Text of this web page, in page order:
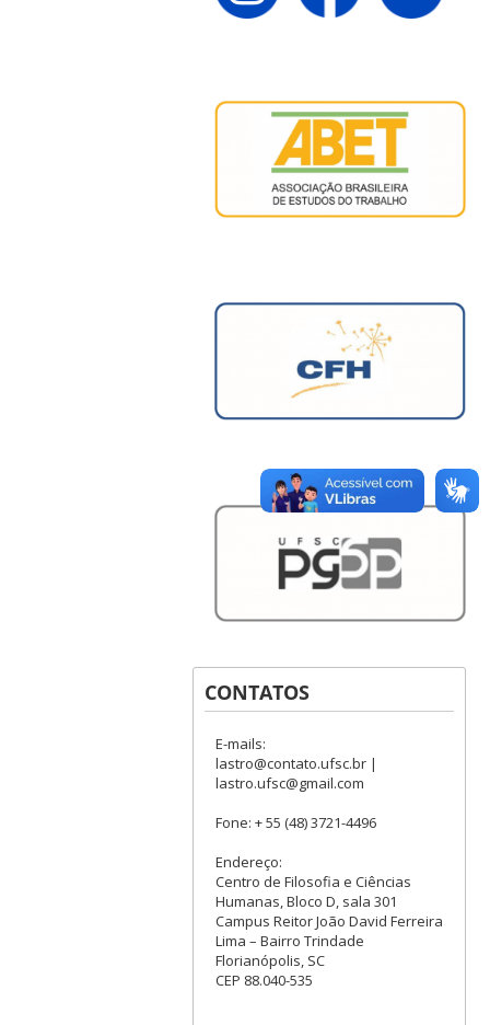
CONTATOS
E-mails:
lastro@contato.ufsc.br |
lastro.ufsc@gmail.com
Fone: + 55 (48) 3721-4496
Endereço:
Centro de Filosofia e Ciências
Humanas, Bloco D, sala 301
Campus Reitor João David Ferreira
Lima – Bairro Trindade
Florianópolis, SC
CEP 88.040-535